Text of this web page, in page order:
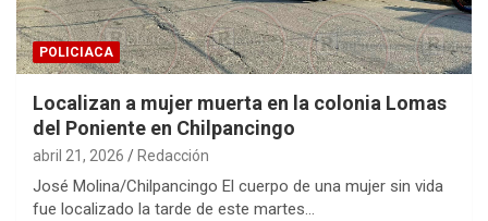
POLICIACA
Localizan a mujer muerta en la colonia Lomas
del Poniente en Chilpancingo
abril 21, 2026 Redacción
José Molina/Chilpancingo El cuerpo de una mujer sin vida
fue localizado la tarde de este martes…